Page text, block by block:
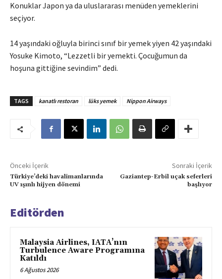
Konuklar Japon ya da uluslararası menüden yemeklerini
seçiyor.
14 yaşındaki oğluyla birinci sınıf bir yemek yiyen 42 yaşındaki
Yosuke Kimoto, “Lezzetli bir yemekti. Çocuğumun da
hoşuna gittiğine sevindim” dedi.
TAGS kanatlı restoran lüks yemek Nippon Airways
Önceki İçerik
Türkiye’deki havalimanlarında
UV ışınlı hijyen dönemi
Sonraki İçerik
Gaziantep-Erbil uçak seferleri
başlıyor
Editörden
Malaysia Airlines, IATA’nın
Turbulence Aware Programına
Katıldı
6 Ağustos 2026